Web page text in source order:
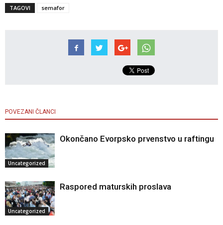
TAGOVI semafor
POVEZANI ČLANCI
Uncategorized
Okončano Evorpsko prvenstvo u raftingu
Uncategorized
Raspored maturskih proslava